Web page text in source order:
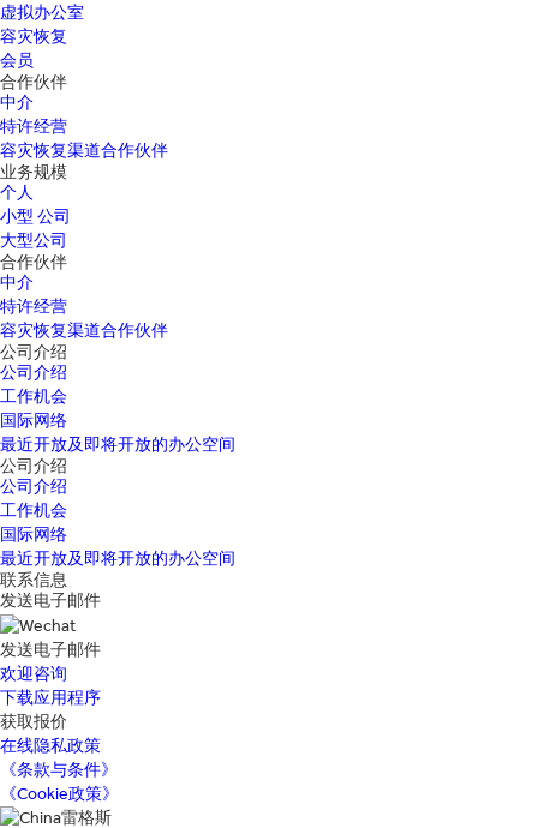
虚拟办公室
容灾恢复
会员
合作伙伴
中介
特许经营
容灾恢复渠道合作伙伴
业务规模
个人
小型 公司
大型公司
合作伙伴
中介
特许经营
容灾恢复渠道合作伙伴
公司介绍
公司介绍
工作机会
国际网络
最近开放及即将开放的办公空间
公司介绍
公司介绍
工作机会
国际网络
最近开放及即将开放的办公空间
联系信息
发送电子邮件
发送电子邮件
欢迎咨询
下载应用程序
获取报价
在线隐私政策
《条款与条件》
《Cookie政策》